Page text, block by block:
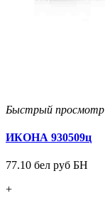
Быстрый просмотр
ИКОНА 930509ц
77.10 бел руб БН
+